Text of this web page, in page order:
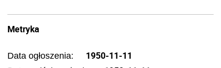
Metryka
Data ogłoszenia: 1950-11-11